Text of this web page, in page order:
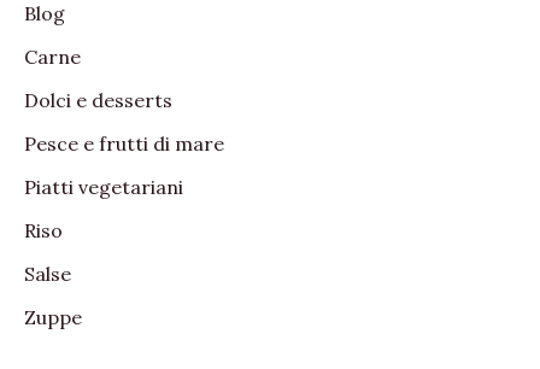
f
o
r
:
Blog
Carne
Dolci e desserts
Pesce e frutti di mare
Piatti vegetariani
Riso
Salse
Zuppe